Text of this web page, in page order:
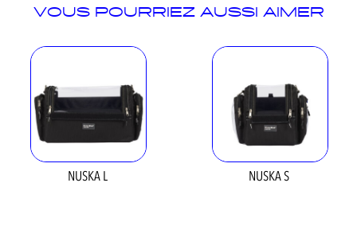
VOUS POURRIEZ AUSSI AIMER
NUSKA L NUSKA S